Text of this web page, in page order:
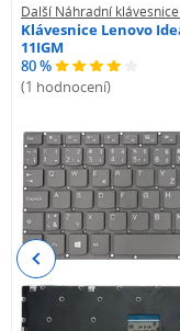
Další Náhradní
Klávesnice Lenovo
11IGM
80 %
(1 hodnocení)
Previous